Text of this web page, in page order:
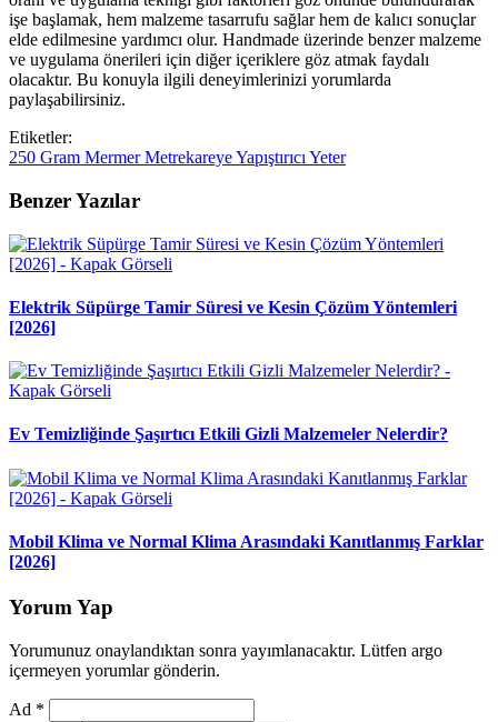
işe başlamak, hem malzeme tasarrufu sağlar hem de kalıcı sonuçlar
elde edilmesine yardımcı olur. Handmade üzerinde benzer malzeme
ve uygulama önerileri için diğer içeriklere göz atmak faydalı
olacaktır. Bu konuyla ilgili deneyimlerinizi yorumlarda
paylaşabilirsiniz.
Etiketler:
250 Gram MermerMetrekareyeYapıştırıcı Yeter
Benzer Yazılar
Elektrik Süpürge Tamir Süresi ve Kesin Çözüm Yöntemleri
[2026]
Ev Temizliğinde Şaşırtıcı Etkili Gizli Malzemeler Nelerdir?
Mobil Klima ve Normal Klima Arasındaki Kanıtlanmış Farklar
[2026]
Yorum Yap
Yorumunuz onaylandıktan sonra yayımlanacaktır. Lütfen argo
içermeyen yorumlar gönderin.
Ad *